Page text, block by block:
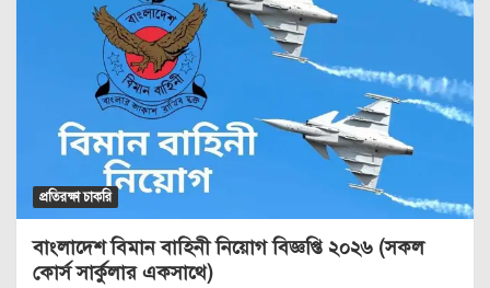
প্রতিরক্ষা চাকরি
বাংলাদেশ বিমান বাহিনী নিয়োগ বিজ্ঞপ্তি ২০২৬ (সকল
কোর্স সার্কুলার একসাথে)